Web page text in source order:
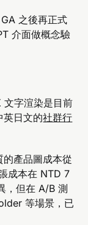
之後再正式
介面做概念驗
字渲染是目前
英日文的社群行
的產品圖成本從
成本在 NTD 7
，但在 A/B 測
等場景，已